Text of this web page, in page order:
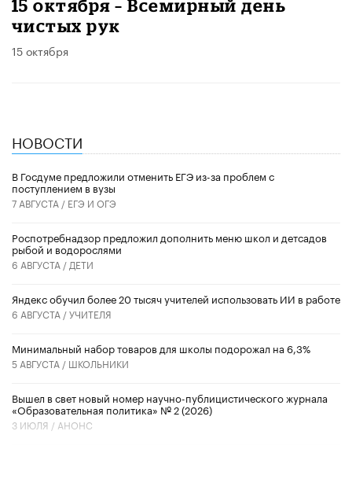
15 октября – Всемирный день
чистых рук
15 октября
НОВОСТИ
В Госдуме предложили отменить ЕГЭ из-за проблем с
поступлением в вузы
7 АВГУСТА / ЕГЭ И ОГЭ
Роспотребнадзор предложил дополнить меню школ и детсадов
рыбой и водорослями
6 АВГУСТА / ДЕТИ
​Яндекс обучил более 20 тысяч учителей использовать ИИ в работе
6 АВГУСТА /УЧИТЕЛЯ
Минимальный набор товаров для школы подорожал на 6,3%
5 АВГУСТА / ШКОЛЬНИКИ
Вышел в свет новый номер научно-публицистического журнала
«Образовательная политика» № 2 (2026)
3 ИЮЛЯ / АНОНС